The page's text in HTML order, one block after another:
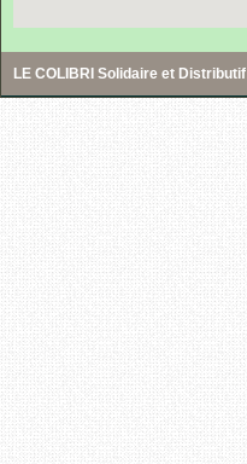
LE COLIBRI Solidaire et Distributif